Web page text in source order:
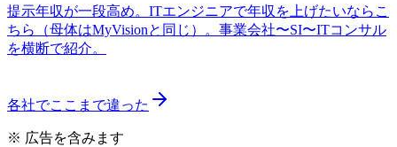
提示年収が一段高め。ITエンジニアで年収を上げたいならこ
ちら（母体はMyVisionと同じ）。事業会社〜SI〜ITコンサル
を横断で紹介。
各社でここまで違った
※ 広告を含みます